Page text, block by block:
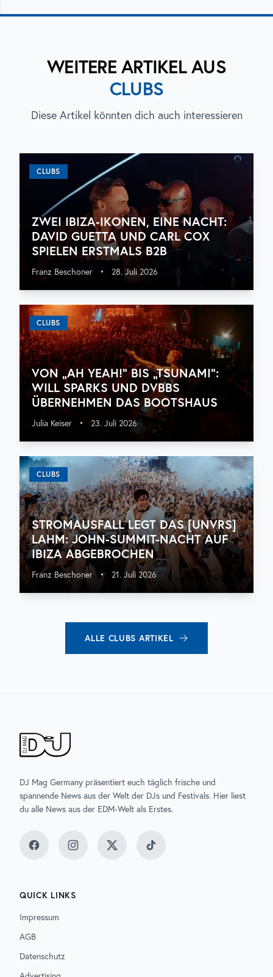
WEITERE ARTIKEL AUS
CLUBS
Diese Artikel könnten dich auch interessieren
CLUBS
ZWEI IBIZA-IKONEN, EINE NACHT:
DAVID GUETTA UND CARL COX
SPIELEN ERSTMALS B2B
Franz Beschoner • 28. Juli 2026
CLUBS
VON „AH YEAH!“ BIS „TSUNAMI“:
WILL SPARKS UND DVBBS
ÜBERNEHMEN DAS BOOTSHAUS
Julia Keiser • 23. Juli 2026
CLUBS
STROMAUSFALL LEGT DAS [UNVRS]
LAHM: JOHN-SUMMIT-NACHT AUF
IBIZA ABGEBROCHEN
Franz Beschoner • 21. Juli 2026
ALLE CLUBS ARTIKEL
DJ Mag Germany präsentiert euch täglich frische und
spannende News aus der Welt der DJs und Festivals. Hier liest
du alle News aus der EDM-Welt als Erstes.
FacebookInstagramTwitter TikTok
QUICK LINKS
Impressum
AGB
Datenschutz